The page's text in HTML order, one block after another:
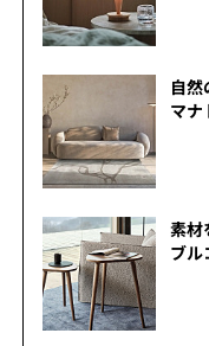
自然
マナ
素材
ブル